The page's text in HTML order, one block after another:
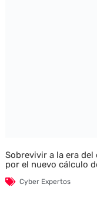
Sobrevivir a la era
por el nuevo cálculo
Cyber Expertos